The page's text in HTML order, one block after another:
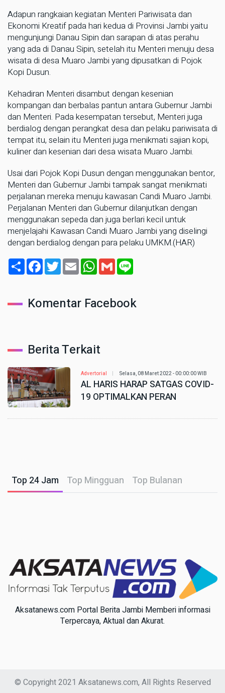
Adapun rangkaian kegiatan Menteri Pariwisata dan
Ekonomi Kreatif pada hari kedua di Provinsi Jambi yaitu
mengunjungi Danau Sipin dan sarapan di atas perahu
yang ada di Danau Sipin, setelah itu Menteri menuju desa
wisata di desa Muaro Jambi yang dipusatkan di Pojok
Kopi Dusun.
Kehadiran Menteri disambut dengan kesenian
kompangan dan berbalas pantun antara Gubernur Jambi
dan Menteri. Pada kesempatan tersebut, Menteri juga
berdialog dengan perangkat desa dan pelaku pariwisata di
tempat itu, selain itu Menteri juga menikmati sajian kopi,
kuliner dan kesenian dari desa wisata Muaro Jambi.
Usai dari Pojok Kopi Dusun dengan menggunakan bentor,
Menteri dan Gubernur Jambi tampak sangat menikmati
perjalanan mereka menuju kawasan Candi Muaro Jambi.
Perjalanan Menteri dan Gubernur dilanjutkan dengan
menggunakan sepeda dan juga berlari kecil untuk
menjelajahi Kawasan Candi Muaro Jambi yang diselingi
dengan berdialog dengan para pelaku UMKM.(HAR)
ShareFacebook
TwitterEmailWhatsApp
Gmail
Komentar Facebook
Berita Terkait
Advertorial Selasa, 08 Maret 2022 - 00:00:00 WIB
AL HARIS HARAP SATGAS COVID-
19 OPTIMALKAN PERAN
Top 24 Jam Top Mingguan Top Bulanan
Aksatanews.com Portal Berita Jambi Memberi informasi
Terpercaya, Aktual dan Akurat.
© Copyright 2021 Aksatanews.com, All Rights Reserved